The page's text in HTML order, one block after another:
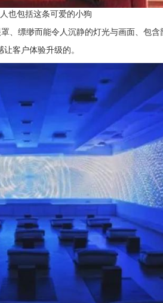
也包括这条可爱的小狗
、缥缈而能令人沉静的灯光与画面、包
客户体验升级的。